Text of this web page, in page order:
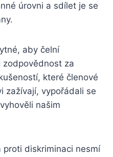
úrovni a sdílet je se
aby čelní
za
které členové
zažívají, vypořádali se
našim
diskriminaci nesmí